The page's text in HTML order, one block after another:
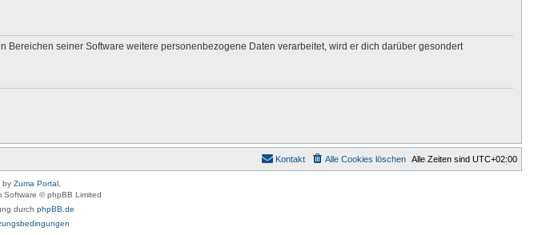
seiner Software weitere personenbezogene Daten verarbeitet, wird er dich darüber gesondert
Alle Zeiten sind UTC+02:00
Alle Cookies löschen
Kontakt
by Zuma Portal,
Software © phpBB Limited
durch phpBB.de